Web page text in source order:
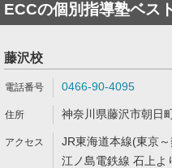
ECCの個別指導塾ベス
藤沢校
0466-90-4095
神奈川県藤沢市朝日
JR東海道本線(東京
江ノ島電鉄線 石上よ